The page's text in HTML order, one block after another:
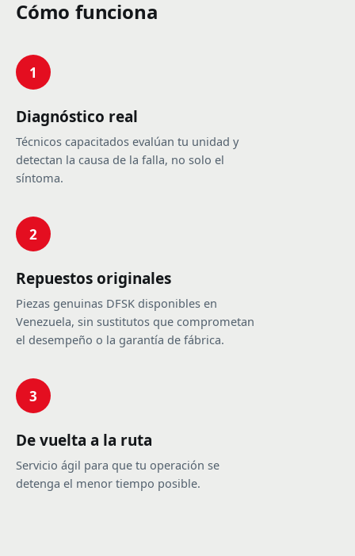
Cómo funciona
1
Diagnóstico real
Técnicos capacitados evalúan tu unidad y
detectan la causa de la falla, no solo el
síntoma.
2
Repuestos originales
Piezas genuinas DFSK disponibles en
Venezuela, sin sustitutos que comprometan
el desempeño o la garantía de fábrica.
3
De vuelta a la ruta
Servicio ágil para que tu operación se
detenga el menor tiempo posible.